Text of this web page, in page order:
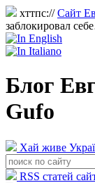
хттпс://Сайт
заблокировал
Блог
Gufo
Хай живе
RSS статей